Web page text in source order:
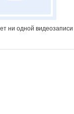
ни одной видеозаписи